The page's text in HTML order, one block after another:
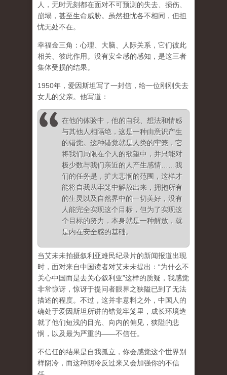
人，无时无刻都在面对不可预测的失去、损伤、
崩塌，甚至生命威胁。虽然担忧各不相同，但担
忧无处不在。
幸福金三角：心理、大脑、人际关系，它们彼此
相关、彼此作用。没有安全感的感知，是这三者
集体受损的结果。
1950年，爱因斯坦写了一封信，给一位刚刚失去
女儿的父亲。他写道：
在他的体验中，他的自我、想法和情感
与其他人相隔绝，这是一种由意识产生
的错觉。这种错觉就是人类的牢笼，它
将我们局限在个人的欲望中，并只能对
极少数与我们亲近的人产生感情……我
们的任务是，扩大悲悯的范围，这样才
能将自我从牢笼中解放出来，拥抱所有
的生灵以及自然界中的一切美好，没有
人能完全实现这个目标，但为了实现这
个目标的努力，本身就是一种解放，就
是内在安全感的基础。
当艾未未拍摄叙利亚难民纪录片的新闻报道出现
时，面对来自中国读者对艾未未提出：“为什么不
关心中国而是去关心叙利亚”这样的质疑，我感觉
非常惊讶，惊讶于提问者眼界之狭隘已到了无法
描述的程度。不过，这并非意料之外，中国人的
确处于爱因斯坦所讲的错觉牢笼里，成长环境造
就了他们短浅的目光、向内的偏见，狭隘的悲
悯，以及最为严重的——不信任。
不信任的结果是自我孤立，你会感觉这个世界别
样阴冷，而这种阴冷反过来又会加强你的不信